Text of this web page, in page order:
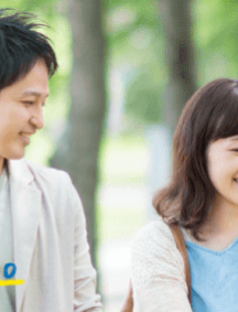
長野県で働く仲間とその家